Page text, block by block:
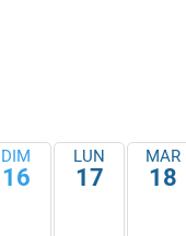
DIM
16
LUN
17
MAR
18